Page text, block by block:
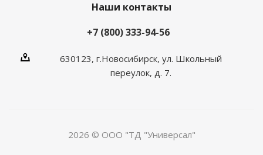
Наши контакты
+7 (800) 333-94-56
630123, г.Новосибирск, ул. Школьный
переулок, д. 7.
2026 © ООО "ТД "Универсал"